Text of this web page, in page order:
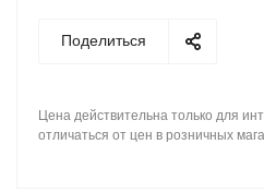
Поделиться
Цена действительна только для
отличаться от цен в розничных